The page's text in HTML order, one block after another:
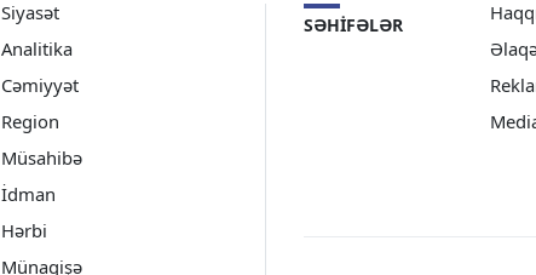
Siyasət
Analitika
Cəmiyyət
Region
Müsahibə
İdman
Hərbi
Münaqişə
SƏHIFƏLƏR